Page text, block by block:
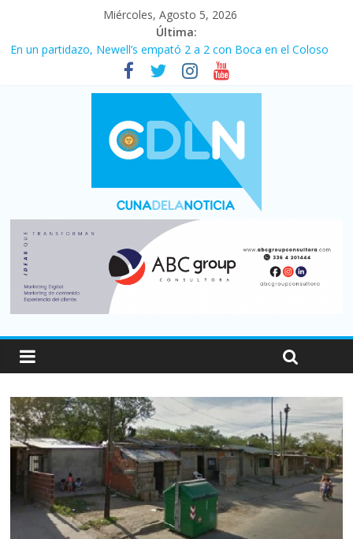
Miércoles, Agosto 5, 2026
Última:
Pullaro mejora sus relaciones con el Gobierno nacional
En un partidazo, Newell’s empató 2 a 2 con Boca en el Coloso
Vacaciones de invierno con más movimiento y consumo
turístico: 4,6 millones de personas viajaron por el país, un 5,9%
Fuerte caída de la venta de autos usados en julio: bajó un 12,6%
Central venció 1 a 0 al River de Coudet en el Monumental